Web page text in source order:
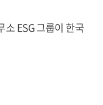
소 ESG 그룹이 한국